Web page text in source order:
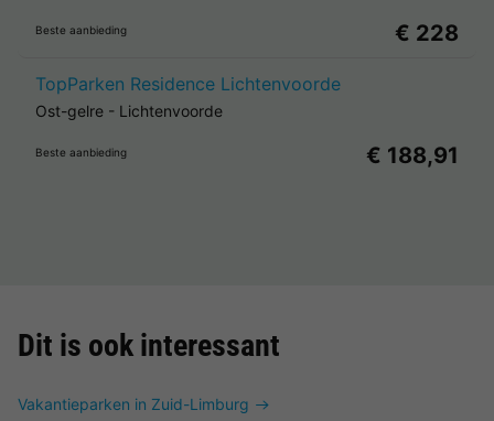
Beste aanbieding € 228
TopParken Residence Lichtenvoorde
Ost-gelre - Lichtenvoorde
Beste aanbieding € 188,91
Dit is ook interessant
Vakantieparken in Zuid-Limburg